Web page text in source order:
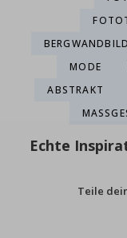
MODE
ABSTRAKT
Echte
Teile